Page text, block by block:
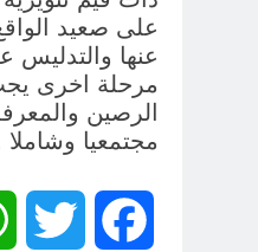
على صعيد
عنها والتدليس
مرحلة اخرى
الرصين
مجتمعيا وشاملا
Facebook